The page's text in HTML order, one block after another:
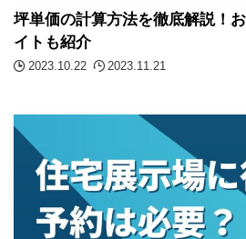
坪単価の計算方法を徹底解説！
イトも紹介
2023.10.22 2023.11.21